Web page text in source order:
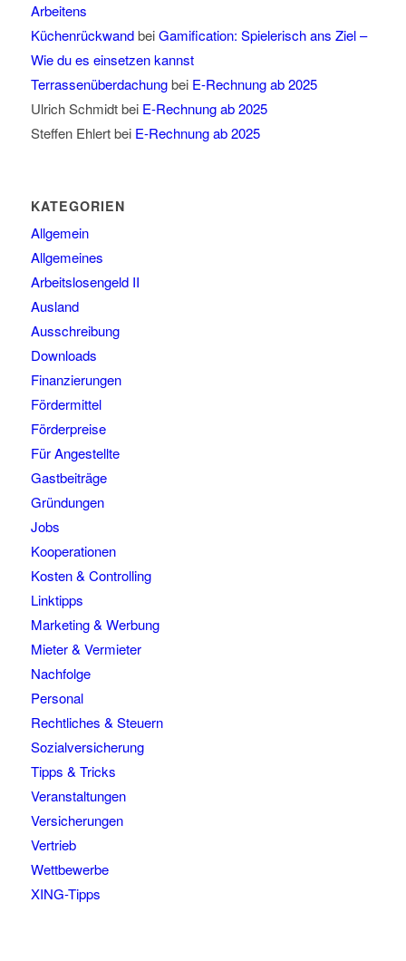
Arbeitens
KüchenrückwandbeiGamification: Spielerisch ans Ziel –
Wie du es einsetzen kannst
Terrassenüberdachungbei E-Rechnung ab 2025
Ulrich Schmidtbei E-Rechnung ab 2025
Steffen Ehlertbei E-Rechnung ab 2025
KATEGORIEN
Allgemein
Allgemeines
Arbeitslosengeld II
Ausland
Ausschreibung
Downloads
Finanzierungen
Fördermittel
Förderpreise
Für Angestellte
Gastbeiträge
Gründungen
Jobs
Kooperationen
Kosten & Controlling
Linktipps
Marketing & Werbung
Mieter & Vermieter
Nachfolge
Personal
Rechtliches & Steuern
Sozialversicherung
Tipps & Tricks
Veranstaltungen
Versicherungen
Vertrieb
Wettbewerbe
XING-Tipps